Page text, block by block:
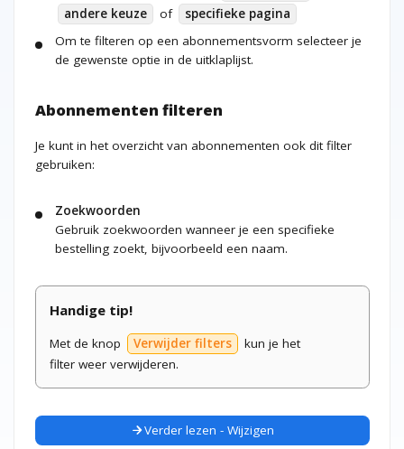
andere keuze
of
specifieke pagina
Om te filteren op een abonnementsvorm selecteer je
de gewenste optie in de uitklaplijst.
Abonnementen filteren
Je kunt in het overzicht van abonnementen ook dit filter
gebruiken:
Zoekwoorden
Gebruik zoekwoorden wanneer je een specifieke
bestelling zoekt, bijvoorbeeld een naam.
Handige tip!
Met de knop Verwijder filters
kun je het
filter weer verwijderen.
arrow_forwardVerder lezen - Wijzigen